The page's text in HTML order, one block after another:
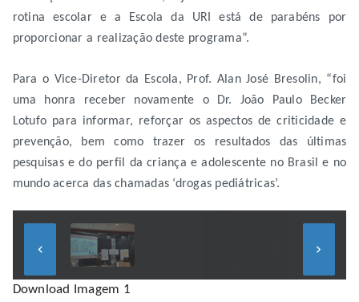
rotina escolar e a Escola da URI está de parabéns por
proporcionar a realização deste programa”.
Para o Vice-Diretor da Escola, Prof. Alan José Bresolin, “foi
uma honra receber novamente o Dr. João Paulo Becker
Lotufo para informar, reforçar os aspectos de criticidade e
prevenção, bem como trazer os resultados das últimas
pesquisas e do perfil da criança e adolescente no Brasil e no
mundo acerca das chamadas ‘drogas pediátricas’.
keyboard_arrow_left keyboard_arrow_right
Download Imagem 1